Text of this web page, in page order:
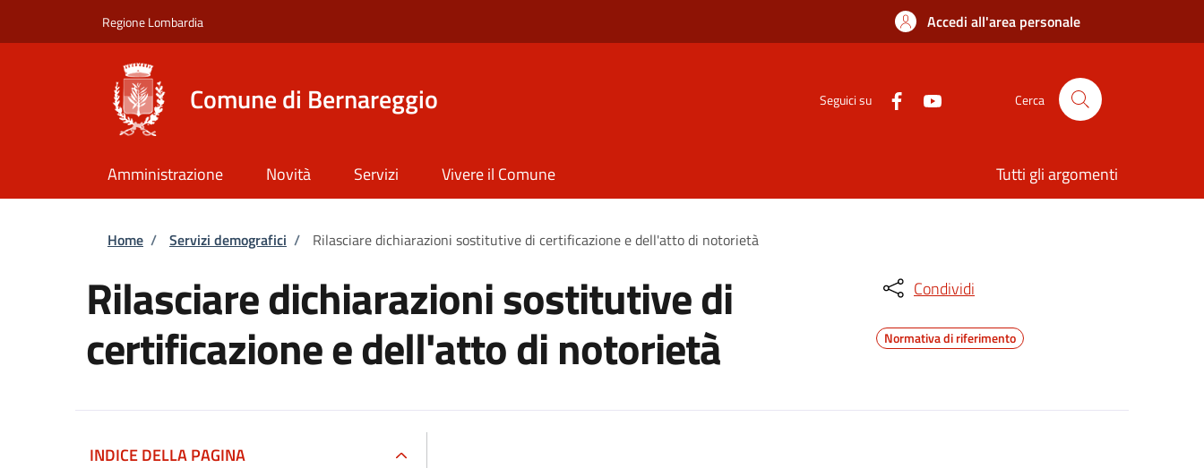
Regione Lombardia Accedi all'area personale
Comune di Bernareggio Seguici su Cerca
Amministrazione Novità Servizi Vivere il Comune Tutti gli argomenti
Briciole di pane
Home / Servizi demografici / Rilasciare dichiarazioni sostitutive di certificazione e dell'atto di notorietà
Rilasciare dichiarazioni sostitutive di
certificazione e dell'atto di notorietà
Condividi
Normativa di riferimento
INDICE DELLA PAGINA